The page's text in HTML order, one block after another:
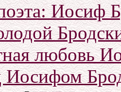
Иосиф
любовь
Иосифом